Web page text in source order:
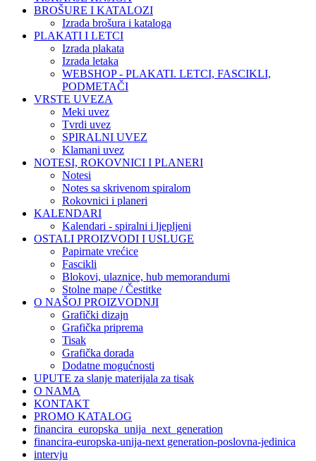
BROŠURE I KATALOZI
Izrada brošura i kataloga
PLAKATI I LETCI
Izrada plakata
Izrada letaka
WEBSHOP - PLAKATI. LETCI, FASCIKLI,
PODMETAČI
VRSTE UVEZA
Meki uvez
Tvrdi uvez
SPIRALNI UVEZ
Klamani uvez
NOTESI, ROKOVNICI I PLANERI
Notesi
Notes sa skrivenom spiralom
Rokovnici i planeri
KALENDARI
Kalendari - spiralni i ljepljeni
OSTALI PROIZVODI I USLUGE
Papirnate vrećice
Fascikli
Blokovi, ulaznice, hub memorandumi
Stolne mape / Čestitke
O NAŠOJ PROIZVODNJI
Grafički dizajn
Grafička priprema
Tisak
Grafička dorada
Dodatne mogućnosti
UPUTE za slanje materijala za tisak
O NAMA
KONTAKT
PROMO KATALOG
financira_europska_unija_next_generation
financira-europska-unija-next generation-poslovna-jedinica
intervju